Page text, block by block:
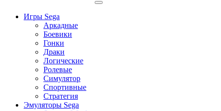
Игры Sega
Аркадные
Боевики
Гонки
Драки
Логические
Ролевые
Симулятор
Спортивные
Стратегия
Эмуляторы Sega